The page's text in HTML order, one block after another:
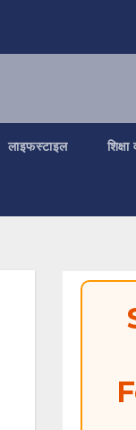
लाइफस्टाइल